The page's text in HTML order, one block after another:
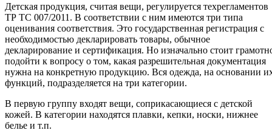
Детская продукция, считая вещи, регулируется техрегламентов
ТР ТС 007/2011. В соответствии с ним имеются три типа
оценивания соответствия. Это государственная регистрация с
необходимостью декларировать товары, обычное
декларирование и сертификация. Но изначально стоит
подойти к вопросу о том, какая разрешительная документация
нужна на конкретную продукцию. Вся одежда, на основании
функций, подразделяется на три категории.
В первую группу входят вещи, соприкасающиеся с детской
кожей. В категории находятся плавки, кепки, носки, нижнее
белье и т.п.